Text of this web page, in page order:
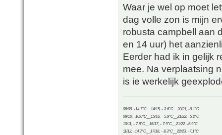
Waar je wel op moet
dag volle zon is mijn
robusta campbell aan
en 14 uur) het
Eerder had ik in gelijk
mee. Na verplaatsing
is ie werkelijk
08/09, -14.7°C__14/15, - 3.6°C__20/21, -9.1°C
09/10, -10.0°C__15/16, - 5.9°C__21/22, -5.2°C
10/11, - 7.9°C__16/17, - 7.9°C__21/22, -6.9°C
11/12, -14.7°C__17/18, - 8.3°C__22/23, -7.1°C